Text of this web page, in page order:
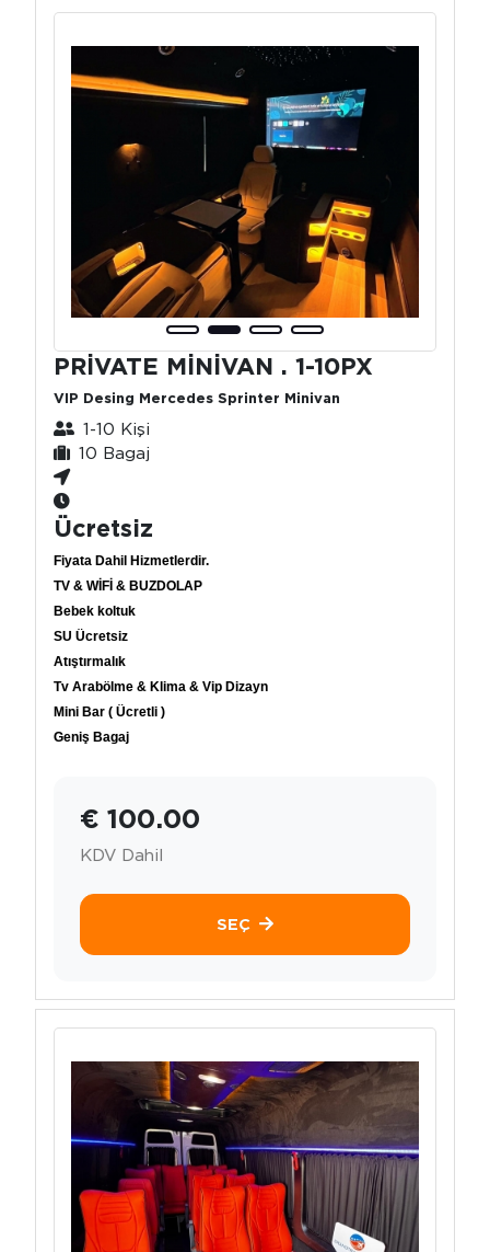
PRİVATE MİNİVAN . 1-10PX
VIP Desing Mercedes Sprinter Minivan
1-10 Kişi
10 Bagaj
Ücretsiz
Fiyata Dahil Hizmetlerdir.
TV & WİFİ & BUZDOLAP
Bebek koltuk
SU Ücretsiz
Atıştırmalık
Tv Arabölme & Klima & Vip Dizayn
Mini Bar ( Ücretli )
Geniş Bagaj
€ 100.00
KDV Dahil
SEÇ